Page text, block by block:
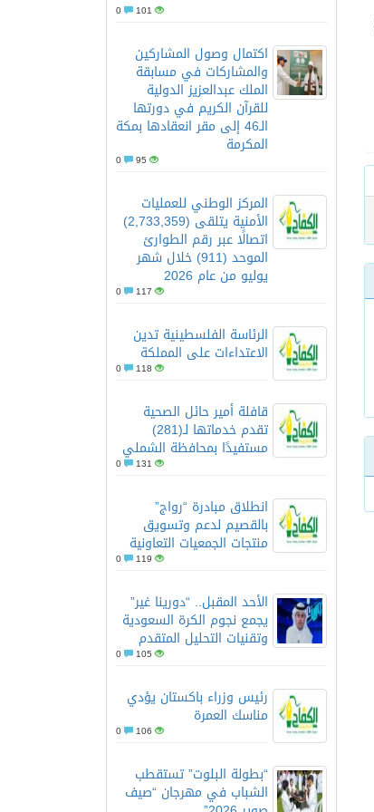
101
اكتمال وصول المشاركين
والمشاركات في مسابقة
الملك عبدالعزيز الدولية
للقرآن الكريم في دورتها
الـ46 إلى مقر انعقادها بمكة
المكرمة
95
المركز الوطني للعمليات
الأمنية يتلقى (2,733,359)
اتصالًا عبر رقم الطوارئ
الموحد (911) خلال شهر
يوليو من عام 2026
117
الرئاسة الفلسطينية تدين
الاعتداءات على المملكة
118
قافلة أمير حائل الصحية
تقدم خدماتها لـ(281)
مستفيدًا بمحافظة الشملي
131
انطلاق مبادرة “رواج”
بالقصيم لدعم وتسويق
منتجات الجمعيات التعاونية
119
الأحد المقبل.. “دورينا غير”
يجمع نجوم الكرة السعودية
وتقنيات التحليل المتقدم
105
رئيس وزراء باكستان يؤدي
مناسك العمرة
106
“بطولة البلوت” تستقطب
الشباب في مهرجان “صيف